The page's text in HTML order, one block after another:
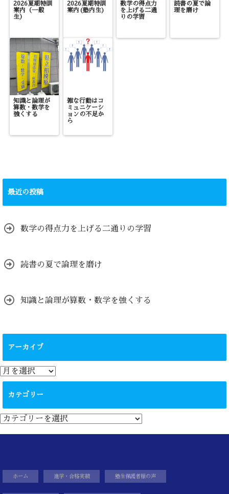
2026夏期特訓
案内（一般
生）
2026夏期特訓
案内(塾内生)
数学の得点力
を上げる二通
りの学習
読書の夏で論
理を磨け
知識と論理が
算数・数学を
強くする
雑な行動はコ
ミュニケーシ
ョンの不足か
ら
最近の投稿
数学の得点力を上げる二通りの学習
読書の夏で論理を磨け
知識と論理が算数・数学を強くする
アーカイブ
ア
ー
カテゴリー
カ
テ
ゴ
ホーム 進学・合格実績 塾生保護者様の声